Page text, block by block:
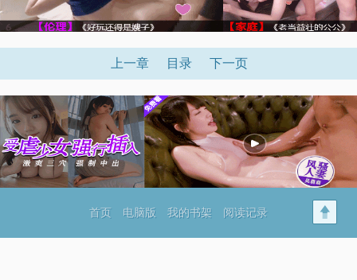
上一章 目录 下一页
首页 电脑版 我的书架 阅读记录